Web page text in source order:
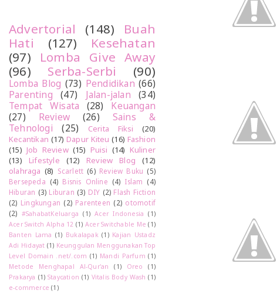
Advertorial (148)
Buah
Hati
(127)
Kesehatan
(97)
Lomba Give Away
(96)
Serba-Serbi (90)
Lomba Blog (73) Pendidikan (66)
Parenting
(47) Jalan-jalan
(34)
Tempat Wisata
(28)
Keuangan
(27)
Review (26)
Sains &
Tehnologi
(25) Cerita Fiksi
(20)
Kecantikan (17) Dapur Kiteu (16) Fashion
(15) Job Review (15) Puisi (14) Kuliner
(13)
Lifestyle (12) Review Blog
(12)
olahraga (8) Scarlett (6) Review Buku (5)
Bersepeda (4) Bisnis Online (4) Islam (4)
Hiburan (3) Liburan (3) DIY (2) Flash Fiction
(2) Lingkungan (2) Parenteen (2) otomotif
(2) #SahabatKeluarga (1) Acer Indonesia
(1)
Acer Switch Alpha 12 (1) Acer Switchable Me (1)
Banten Lama (1) Bukalapak (1) Kajian Ustadz
Adi Hidayat (1) Keunggulan Menggunakan Top
Level Domain .net/.com (1) Mandi Parfum (1)
Metode Menghapal Al-Qur'an
(1) Oreo
(1)
Prakarya (1) Staycation (1) Vitalis Body Wash (1)
e-commerce (1)